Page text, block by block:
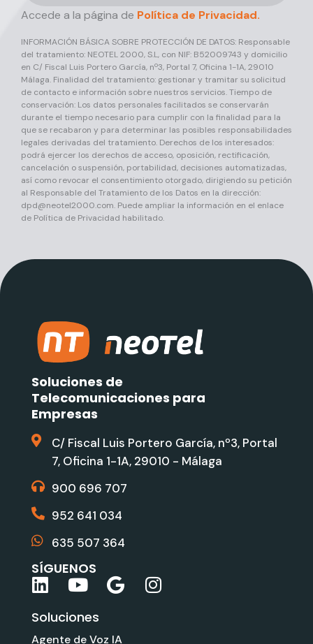
Accede a la página de Política de Privacidad.
INFORMACIÓN BÁSICA SOBRE PROTECCIÓN DE DATOS: Responsable
del tratamiento: NEOTEL 2000, S.L, con NIF: B52009743 y domicilio
en C/ Fiscal Luis Portero García, nº3, Portal 7, Oficina 1-1A, 29010
Málaga. Finalidad del tratamiento: gestionar y tramitar su solicitud
de contacto e información sobre nuestros servicios. Tiempo de
conservación: Los datos personales facilitados se conservarán
durante el tiempo necesario para cumplir con la finalidad para la
que se recabaron y para determinar las posibles responsabilidades
legales derivadas del tratamiento. Derechos de los interesados:
podrá ejercer los derechos de acceso, oposición, rectificación,
cancelación o suspensión, portabilidad, decisiones automatizadas,
así como revocar el consentimiento otorgado, dirigiendo su petición
al Responsable del Tratamiento de los Datos en la dirección:
dpd@neotel2000.com. Puede ampliar la información en el enlace
de Política de Privacidad habilitado.
Soluciones de
Telecomunicaciones para
Empresas
C/ Fiscal Luis Portero García, nº3, Portal
7, Oficina 1-1A, 29010 - Málaga
900 696 707
952 641 034
635 507 364
SÍGUENOS
L
n
k
Y
u
t
G
g
I
Soluciones
Agente de Voz IA